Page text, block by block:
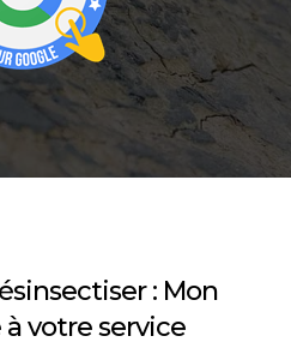
: Mon
votre service